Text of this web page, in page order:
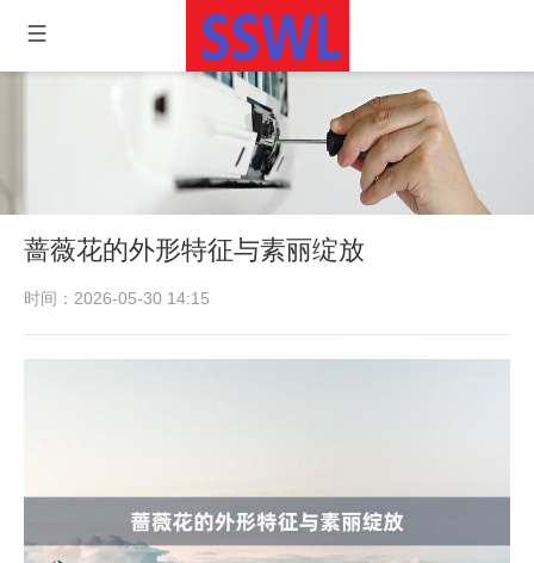
蔷薇花的外形特征与素丽绽放
时间：2026-05-30 14:15